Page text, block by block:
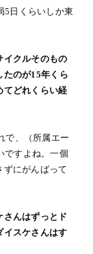
5日くらいしか東
クルそのもの
たのが15年くら
てどれくらい経
で、（所属エー
ですよね。一個
にがんばって
んはずっとド
イスケさんはす